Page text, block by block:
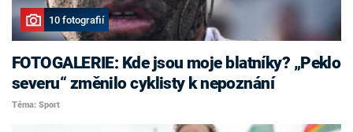
10 fotografií
FOTOGALERIE: Kde jsou moje blatníky? „Peklo
severu“ změnilo cyklisty k nepoznání
Téma: Sport